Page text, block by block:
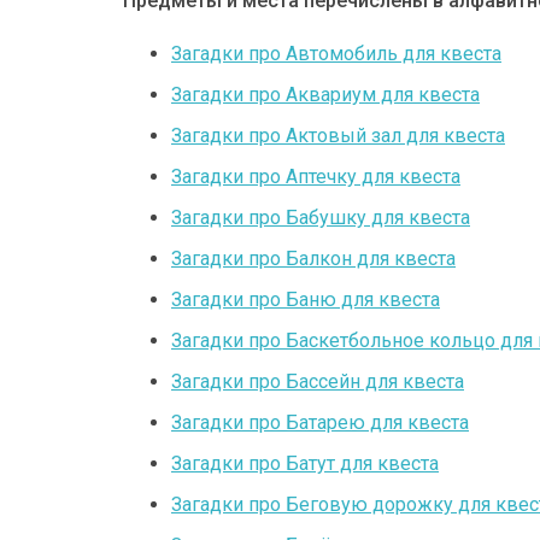
Загадки про Автомобиль для квеста
Загадки про Аквариум для квеста
Загадки про Актовый зал для квеста
Загадки про Аптечку для квеста
Загадки про Бабушку для квеста
Загадки про Балкон для квеста
Загадки про Баню для квеста
Загадки про Баскетбольное кольцо для
Загадки про Бассейн для квеста
Загадки про Батарею для квеста
Загадки про Батут для квеста
Загадки про Беговую дорожку для